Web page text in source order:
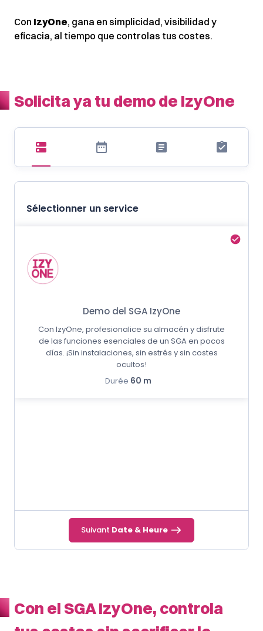
Con IzyOne, gana en simplicidad, visibilidad y
eficacia, al tiempo que controlas tus costes.
Solicita ya tu demo de IzyOne
Sélectionner un service
Demo del SGA IzyOne
Con IzyOne, profesionalice su almacén y disfrute
de las funciones esenciales de un SGA en pocos
días. ¡Sin instalaciones, sin estrés y sin costes
ocultos!
Durée 60 m
Suivant Date & Heure
Con el SGA IzyOne, controla